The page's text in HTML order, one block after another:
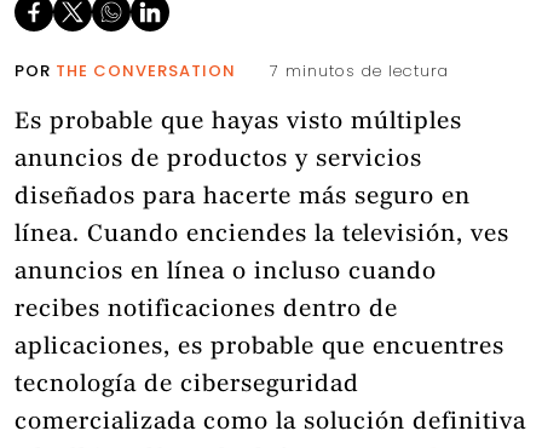
POR THE CONVERSATION 7 minutos de lectura
Es probable que hayas visto múltiples
anuncios de productos y servicios
diseñados para hacerte más seguro en
línea. Cuando enciendes la televisión, ves
anuncios en línea o incluso cuando
recibes notificaciones dentro de
aplicaciones, es probable que encuentres
tecnología de ciberseguridad
comercializada como la solución definitiva